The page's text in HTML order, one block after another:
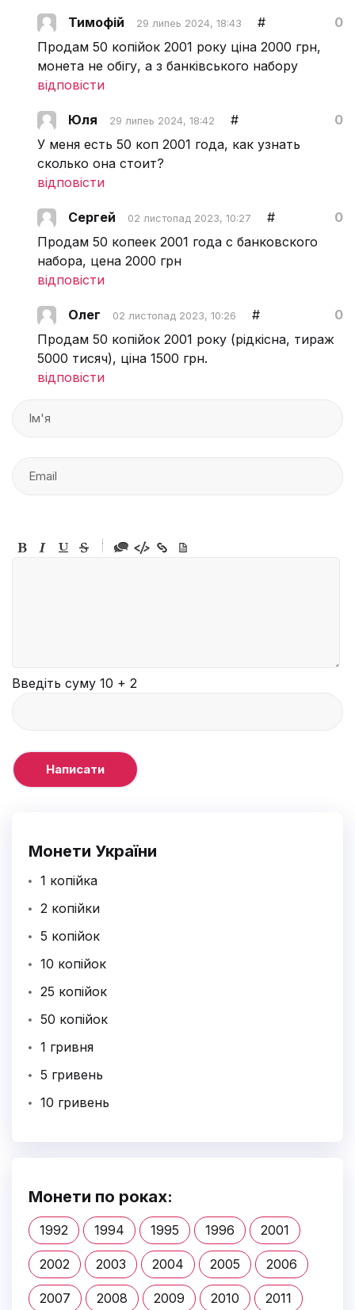
Тимофій 29 липеь 2024, 18:43 #
0
Продам 50 копійок 2001 року ціна 2000 грн,
монета не обігу, а з банківського набору
відповісти
Юля 29 липеь 2024, 18:42 #
0
У меня есть 50 коп 2001 года, как узнать
сколько она стоит?
відповісти
Сергей 02 листопад 2023, 10:27 #
0
Продам 50 копеек 2001 года с банковского
набора, цена 2000 грн
відповісти
Олег 02 листопад 2023, 10:26 #
0
Продам 50 копійок 2001 року (рідкісна, тираж
5000 тисяч), ціна 1500 грн.
відповісти
-
-
Введіть суму 10 + 2
Монети України
1 копійка
2 копійки
5 копійок
10 копійок
25 копійок
50 копійок
1 гривня
5 гривень
10 гривень
Монети по роках:
1992 1994 1995 1996 2001
2002 2003 2004 2005 2006
2007 2008 2009 2010 2011